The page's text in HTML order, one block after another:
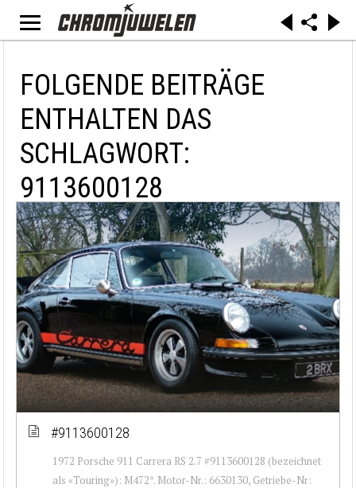
FOLGENDE BEITRÄGE
ENTHALTEN DAS
SCHLAGWORT:
9113600128
#9113600128
1972 Porsche 911 Carrera RS 2.7 #9113600128 (bezeichnet
als «Touring»): M472*. Motor-Nr.: 6630130, Getriebe-Nr: